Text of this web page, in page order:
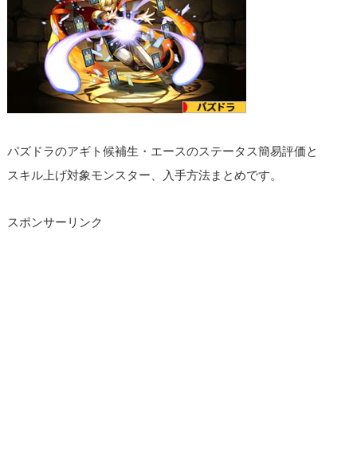
パズドラのアギト候補生・エースのステータス簡易評価と
スキル上げ対象モンスター、入手方法まとめです。
スポンサーリンク